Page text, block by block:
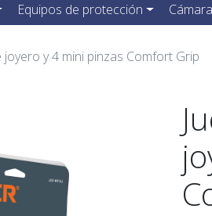
Equipos de protección
y 4 mini pinzas Comfort Grip